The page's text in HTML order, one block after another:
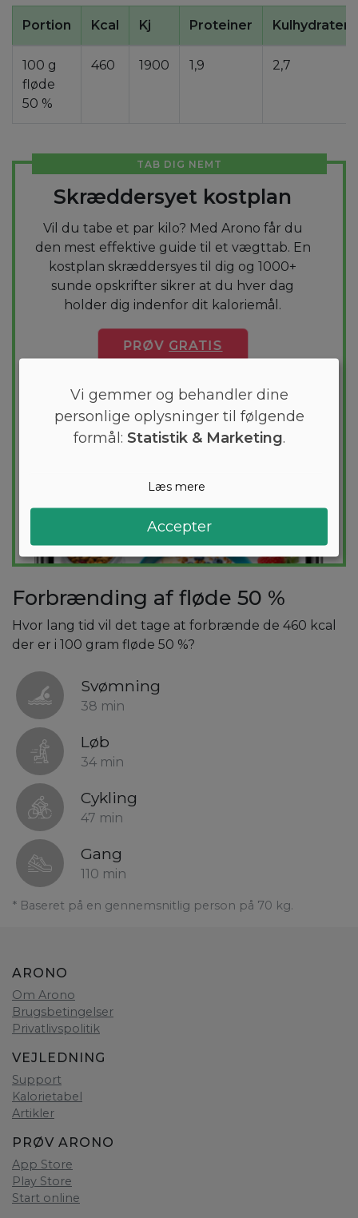
Portion Kcal Kj Proteiner Kulhydrater
100 g
fløde
50 %
460 1900 1,9 2,7
TAB DIG NEMT
Skræddersyet kostplan
Vil du tabe et par kilo? Med Arono får du
den mest effektive guide til et vægttab. En
kostplan skræddersyes til dig og 1000+
sunde opskrifter sikrer at du hver dag
holder dig indenfor dit kaloriemål.
PRØV GRATIS
Forbrænding af fløde 50 %
Hvor lang tid vil det tage at forbrænde de 460 kcal
der er i 100 gram fløde 50 %?
Svømning
38 min
Løb
34 min
Cykling
47 min
Gang
110 min
* Baseret på en gennemsnitlig person på 70 kg.
ARONO
Om Arono
Brugsbetingelser
Privatlivspolitik
VEJLEDNING
Support
Kalorietabel
Artikler
PRØV ARONO
App Store
Play Store
Start online
Vi gemmer og behandler dine
personlige oplysninger til følgende
formål: Statistik & Marketing.
Læs mere
Accepter